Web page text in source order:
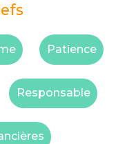
Patience
Responsable